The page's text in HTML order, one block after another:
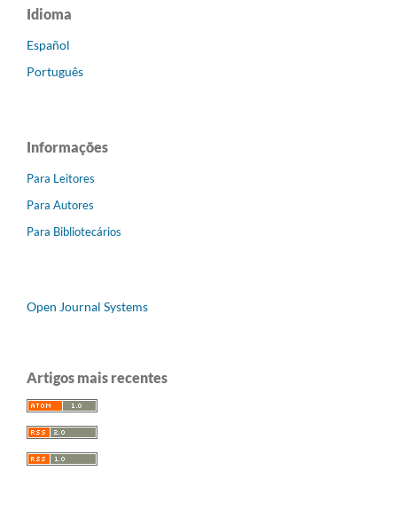
Idioma
Español
Português
Informações
Para Leitores
Para Autores
Para Bibliotecários
Open Journal Systems
Artigos mais recentes